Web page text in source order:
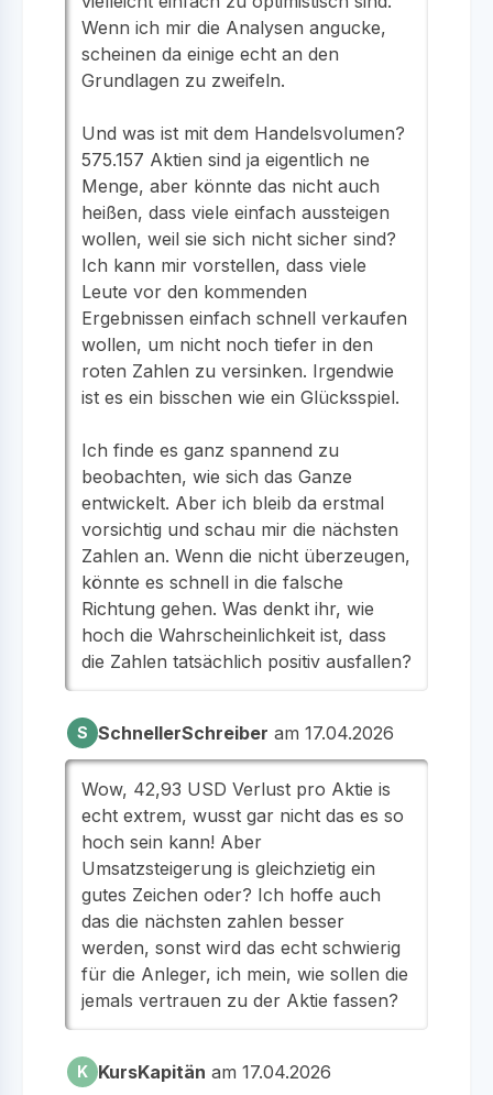
Wenn ich mir die Analysen angucke,
scheinen da einige echt an den
Grundlagen zu zweifeln.
Und was ist mit dem Handelsvolumen?
575.157 Aktien sind ja eigentlich ne
Menge, aber könnte das nicht auch
heißen, dass viele einfach aussteigen
wollen, weil sie sich nicht sicher sind?
Ich kann mir vorstellen, dass viele
Leute vor den kommenden
Ergebnissen einfach schnell verkaufen
wollen, um nicht noch tiefer in den
roten Zahlen zu versinken. Irgendwie
ist es ein bisschen wie ein Glücksspiel.
Ich finde es ganz spannend zu
beobachten, wie sich das Ganze
entwickelt. Aber ich bleib da erstmal
vorsichtig und schau mir die nächsten
Zahlen an. Wenn die nicht überzeugen,
könnte es schnell in die falsche
Richtung gehen. Was denkt ihr, wie
hoch die Wahrscheinlichkeit ist, dass
die Zahlen tatsächlich positiv ausfallen?
S SchnellerSchreiber am 17.04.2026
Wow, 42,93 USD Verlust pro Aktie is
echt extrem, wusst gar nicht das es so
hoch sein kann! Aber
Umsatzsteigerung is gleichzietig ein
gutes Zeichen oder? Ich hoffe auch
das die nächsten zahlen besser
werden, sonst wird das echt schwierig
für die Anleger, ich mein, wie sollen die
jemals vertrauen zu der Aktie fassen?
K KursKapitän am 17.04.2026